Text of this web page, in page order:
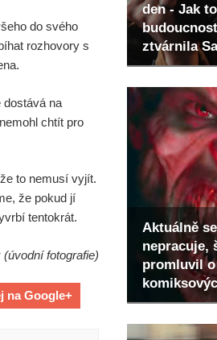
den - Jak
ztvárnila
Aktuálně
nepracuje,
promluvil
do svého
rozhovory s
dostává na
chtít pro
to nemusí vyjít.
že pokud jí
tentokrát.
(úvodní fotografie)
na Google+